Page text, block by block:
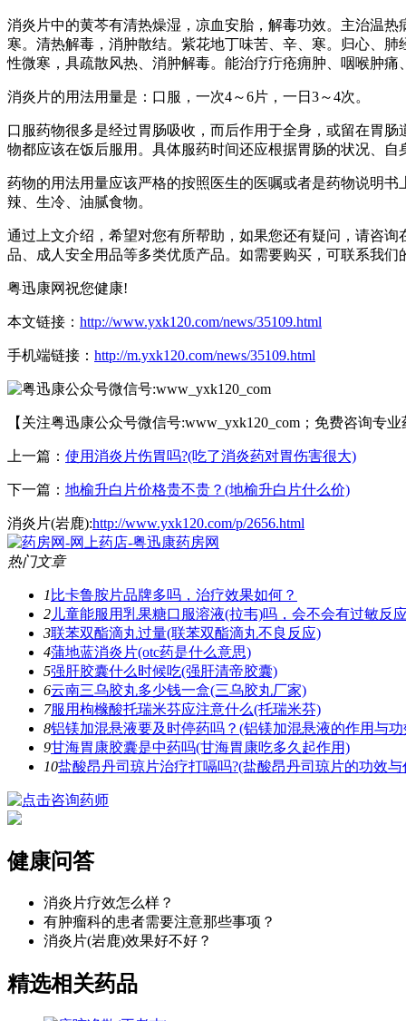
消炎片中的黄芩有清热燥湿，凉血安胎，解毒功效。主治温
寒。清热解毒，消肿散结。紫花地丁味苦、辛、寒。归心、
性微寒，具疏散风热、消肿解毒。能治疗疔疮痈肿、咽喉肿痛
消炎片的用法用量是：口服，一次4～6片，一日3～4次。
口服药物很多是经过胃肠吸收，而后作用于全身，或留在胃
物都应该在饭后服用。具体服药时间还应根据胃肠的状况、自
药物的用法用量应该严格的按照医生的医嘱或者是药物说明
辣、生冷、油腻食物。
通过上文介绍，希望对您有所帮助，如果您还有疑问，请咨
品、成人安全用品等多类优质产品。如需要购买，可联系我
粤迅康网祝您健康!
本文链接： http://www.yxk120.com/news/35109.html
手机端链接： http://m.yxk120.com/news/35109.html
【关注粤迅康公众号微信号:www_yxk120_com；免费咨询专业
上一篇： 使用消炎片伤胃吗?(吃了消炎药对胃伤害很大)
下一篇： 地榆升白片价格贵不贵？(地榆升白片什么价)
消炎片(岩鹿):http://www.yxk120.com/p/2656.html
热门文章
1 比卡鲁胺片品牌多吗，治疗效果如何？
2 儿童能服用乳果糖口服溶液(拉韦)吗，会不会有过敏反
3联苯双酯滴丸过量(联苯双酯滴丸不良反应)
4蒲地蓝消炎片(otc药是什么意思)
5强肝胶囊什么时候吃(强肝清帝胶囊)
6云南三乌胶丸多少钱一盒(三乌胶丸厂家)
7服用枸橼酸托瑞米芬应注意什么(托瑞米芬)
8铝镁加混悬液要及时停药吗？(铝镁加混悬液的作用与功
9甘海胃康胶囊是中药吗(甘海胃康吃多久起作用)
10盐酸昂丹司琼片治疗打嗝吗?(盐酸昂丹司琼片的功效与
健康问答
消炎片疗效怎么样？
有肿瘤科的患者需要注意那些事项？
消炎片(岩鹿)效果好不好？
精选相关药品